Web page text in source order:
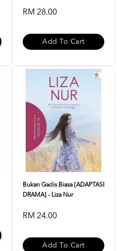
RM 28.00
Add To Cart
Bukan Gadis Biasa [ADAPTASI
DRAMA] - Liza Nur
RM 24.00
Add To Cart